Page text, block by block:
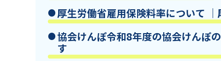
厚生労働省雇用保険料率について
協会けんぽ令和8年度の協会けんぽ
す